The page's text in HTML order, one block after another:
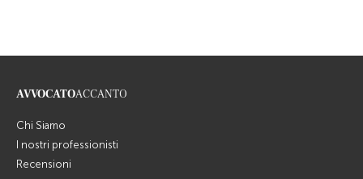
AVVOCATOACCANTO
Chi Siamo
I nostri professionisti
Recensioni